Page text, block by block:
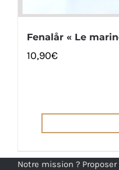
Fenalår « Le
10,90€
Notre mission ?